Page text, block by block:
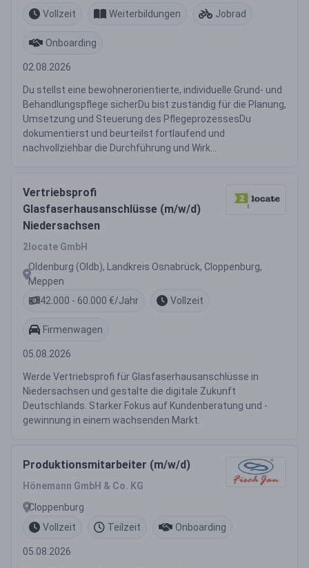
Vollzeit
Weiterbildungen Jobrad
Onboarding
02.08.2026
Du stellst eine bewohnerorientierte, individuelle Grund- und
Behandlungspflege sicherDu bist zuständig für die Planung,
Umsetzung und Steuerung des PflegeprozessesDu
dokumentierst und beurteilst fortlaufend und
nachvollziehbar die Durchführung und Wirk...
Vertriebsprofi
Glasfaserhausanschlüsse (m/w/d)
Niedersachsen
2locate GmbH
Oldenburg (Oldb), Landkreis Osnabrück, Cloppenburg,
Meppen
42.000 - 60.000 €/Jahr
Vollzeit
Firmenwagen
05.08.2026
Werde Vertriebsprofi für Glasfaserhausanschlüsse in
Niedersachsen und gestalte die digitale Zukunft
Deutschlands. Starker Fokus auf Kundenberatung und -
gewinnung in einem wachsenden Markt.
Produktionsmitarbeiter (m/w/d)
Hönemann GmbH & Co. KG
Cloppenburg
Vollzeit
Teilzeit Onboarding
05.08.2026